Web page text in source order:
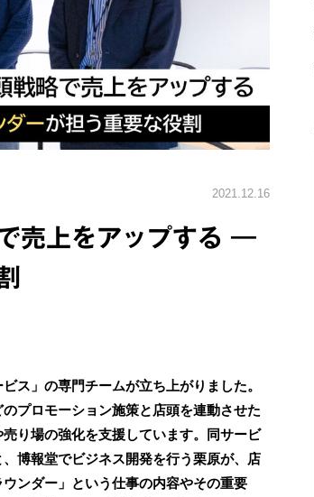
2021.12.16
売上をアップする ―
ス」の専門チームが立ち上がりました。
プロモーション施策と店頭を連動させた
り場の強化を支援しています。同サービ
博報堂でビジネス開発を行う栗原が、店
ンダー」という仕事の内容やその重要